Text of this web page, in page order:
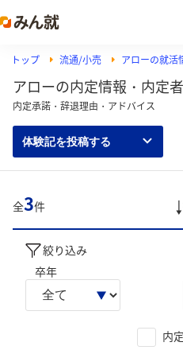
トップ 流通/小売 アローの就活
アローの内定情報・内定
内定承諾・辞退理由・アドバイス
体験記を投稿する
全3件
絞り込み
卒年
内